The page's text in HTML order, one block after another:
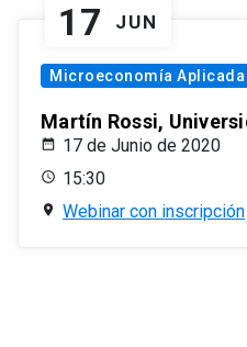
17 JUN
Microeconomía Aplicada
Martín Rossi,
17 de Junio de 2020
15:30
Webinar con inscripción